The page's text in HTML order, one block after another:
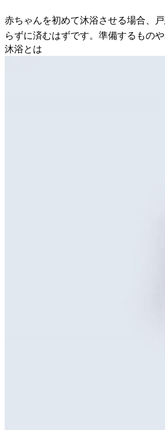
赤ちゃんを初めて沐浴させる場合、
らずに済むはずです。準備するもの
沐浴とは